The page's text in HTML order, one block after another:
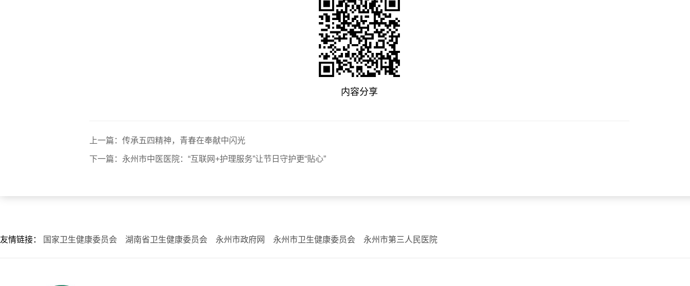
内容分享
上一篇：传承五四精神，青春在奉献中闪光
下一篇：永州市中医医院：“互联网+护理服务”让节日守护更“贴心”
友情链接： 国家卫生健康委员会 湖南省卫生健康委员会 永州市政府网 永州市卫生健康委员会 永州市第三人民医院